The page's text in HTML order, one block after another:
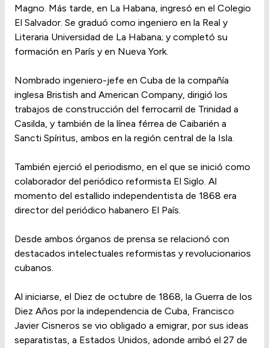
Magno. Más tarde, en La Habana, ingresó en el Colegio
El Salvador. Se graduó como ingeniero en la Real y
Literaria Universidad de La Habana; y completó su
formación en París y en Nueva York.
Nombrado ingeniero-jefe en Cuba de la compañía
inglesa Bristish and American Company, dirigió los
trabajos de construcción del ferrocarril de Trinidad a
Casilda, y también de la línea férrea de Caibarién a
Sancti Spíritus, ambos en la región central de la Isla.
También ejerció el periodismo, en el que se inició como
colaborador del periódico reformista El Siglo. Al
momento del estallido independentista de 1868 era
director del periódico habanero El País.
Desde ambos órganos de prensa se relacionó con
destacados intelectuales reformistas y revolucionarios
cubanos.
Al iniciarse, el Diez de octubre de 1868, la Guerra de los
Diez Años por la independencia de Cuba, Francisco
Javier Cisneros se vio obligado a emigrar, por sus ideas
separatistas, a Estados Unidos, adonde arribó el 27 de